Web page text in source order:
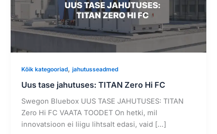
Kõik kategooriad,jahutusseadmed
Uus tase jahutuses: TITAN Zero Hi FC
Swegon Bluebox UUS TASE JAHUTUSES: TITAN
Zero Hi FC VAATA TOODET On hetki, mil
innovatsioon ei liigu lihtsalt edasi, vaid […]